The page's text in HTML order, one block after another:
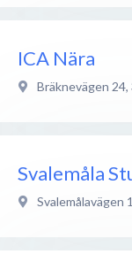
ICA Nära
Bräknevägen 24,
Svalemåla
Svalemålavägen